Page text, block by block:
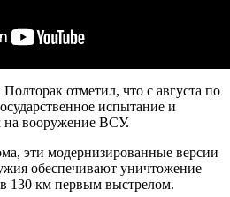
отметил, что с августа по
испытание и
на вооружение ВСУ.
эти модернизированные версии
обеспечивают уничтожение
130 км первым выстрелом.